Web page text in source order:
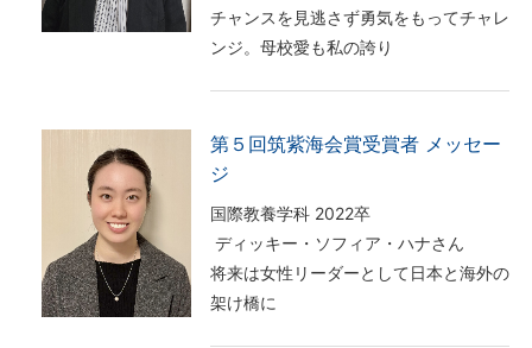
チャンスを見逃さず勇気をもってチャレ
ンジ。母校愛も私の誇り
第５回筑紫海会賞受賞者 メッセー
ジ
国際教養学科 2022卒
ディッキー・ソフィア・ハナさん
将来は女性リーダーとして日本と海外の
架け橋に